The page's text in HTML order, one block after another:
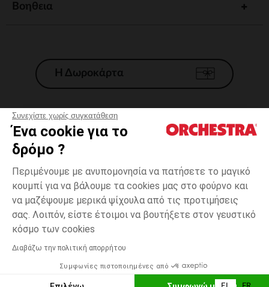
Συνεχίστε χωρίς συγκατάθεση
Ένα cookie για το
δρόμο ?
Περιμένουμε με ανυπομονησία να πατήσετε το μαγικό
κουμπί για να βάλουμε τα cookies μας στο φούρνο και
να μαζέψουμε μερικά ψίχουλα από τις προτιμήσεις
σας. Λοιπόν, είστε έτοιμοι να βουτήξετε στον γευστικό
κόσμο των cookies
Διαβάζω την πολιτική απορρήτου
Συμφωνίες πιστοποιημένες από
Λευκό
6
Δυνατότητα πληρωμής με
ΠΡΟΣΘΉΚΗ ΣΤΟ ΚΑΛΆΘΙ
Βοηθεια
Η Δωροκάρτα
Γενικοί 'Οροι Πώλησης
*Εμπορικες προσφορες
Προσωπικά δεδομένα
Διαχείρηση των cookies
Προσβασιμότητα: μη συμμορφούμενη
H Orchestra συμμετέχει στον κωδικά δεοντολογίας και στο σύστημα
μεσολάβησης της Γαλλικής Ομοσπονδίας Ηλεκτρονικού Εμπορίου.